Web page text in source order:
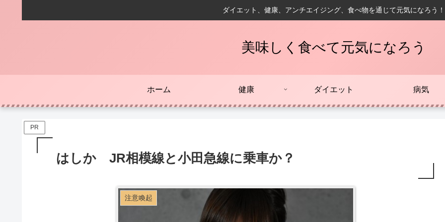
ダイエット、健康、アンチエイジング、食べ物を通じて元気になろう！
美味しく食べて元気になろう
ホーム 健康 ダイエット 病気
PR
はしか JR相模線と小田急線に乗車か？
注意喚起